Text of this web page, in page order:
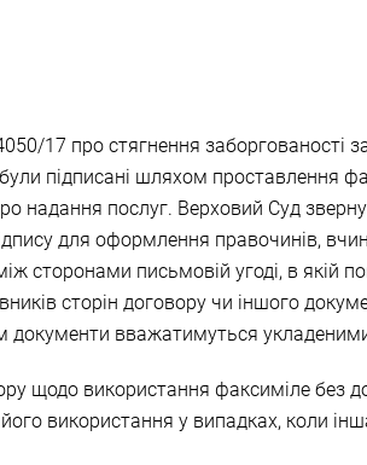
17 про стягнення заборгованості
підписані шляхом проставлення
надання послуг. Верховий Суд
для оформлення правочинів,
сторонами письмовій угоді, в якій
сторін договору чи іншого
документи вважатимуться
щодо використання факсиміле без
використання у випадках, коли